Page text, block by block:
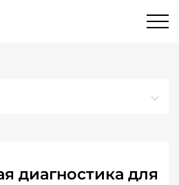
диагностика для